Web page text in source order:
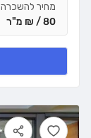
מחיר להשכרה
80 / ₪ מ"ר